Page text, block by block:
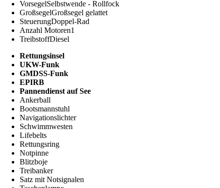
VorsegelSelbstwende - Rollfock
GroßsegelGroßsegel gelattet
SteuerungDoppel-Rad
Anzahl Motoren1
TreibstoffDiesel
Rettungsinsel
UKW-Funk
GMDSS-Funk
EPIRB
Pannendienst auf See
Ankerball
Bootsmannstuhl
Navigationslichter
Schwimmwesten
Lifebelts
Rettungsring
Notpinne
Blitzboje
Treibanker
Satz mit Notsignalen